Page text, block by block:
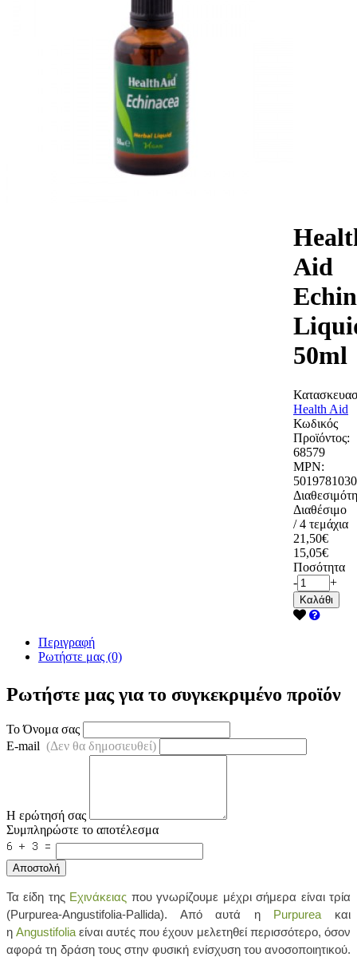
Aid
50ml
Health Aid
Κωδικός
Προϊόντος:
68579
MPN:
Διαθέσιμο
/ 4 τεμάχια
21,50€
15,05€
Ποσότητα
-
+
Καλάθι
Περιγραφή
Ρωτήστε μας (0)
Ρωτήστε μας για το συγκεκριμένο προϊόν
Το Όνομα σας
E-mail (Δεν θα δημοσιευθεί)
Η ερώτησή σας
Συμπληρώστε το αποτέλεσμα
Αποστολή
Τα είδη της Eχινάκειας που γνωρίζουμε μέχρι σήμερα είναι τρία
(Purpurea-Angustifolia-Pallida). Από αυτά η Purpurea και
η Angustifolia είναι αυτές που έχουν μελετηθεί περισσότερο, όσον
αφορά τη δράση τους στην φυσική ενίσχυση του ανοσοποιητικού.